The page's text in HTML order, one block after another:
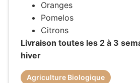
Oranges
Pomelos
Citrons
Livraison toutes les 2 à 3
hiver
Agriculture Biologique